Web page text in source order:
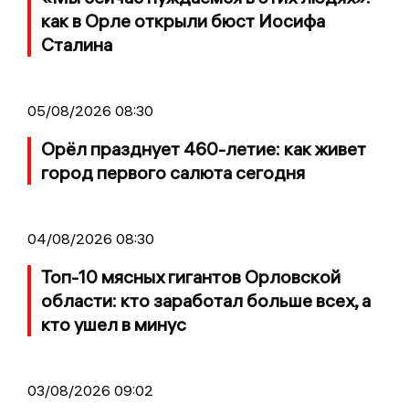
как в Орле открыли бюст Иосифа
Сталина
05/08/2026 08:30
Орёл празднует 460-летие: как живет
город первого салюта сегодня
04/08/2026 08:30
Топ-10 мясных гигантов Орловской
области: кто заработал больше всех, а
кто ушел в минус
03/08/2026 09:02